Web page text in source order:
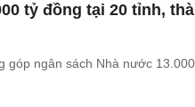
tỷ đồng tại 20 tỉnh,
góp ngân sách Nhà nước